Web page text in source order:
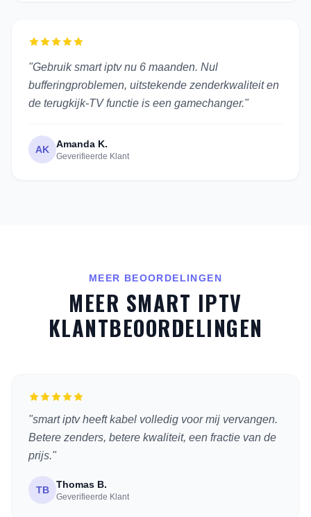
"Gebruik smart iptv nu 6 maanden. Nul
bufferingproblemen, uitstekende zenderkwaliteit en
de terugkijk-TV functie is een gamechanger."
AK Amanda K.
Geverifieerde Klant
MEER BEOORDELINGEN
MEER SMART IPTV
KLANTBEOORDELINGEN
"smart iptv heeft kabel volledig voor mij vervangen.
Betere zenders, betere kwaliteit, een fractie van de
prijs."
TB Thomas B.
Geverifieerde Klant